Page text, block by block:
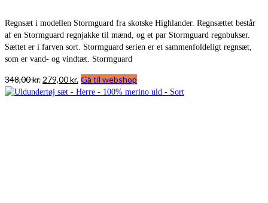
Regnsæt i modellen Stormguard fra skotske Highlander. Regnsættet består
af en Stormguard regnjakke til mænd, og et par Stormguard regnbukser.
Sættet er i farven sort. Stormguard serien er et sammenfoldeligt regnsæt,
som er vand- og vindtæt. Stormguard
348,00kr. Den
oprindelige
279,00kr. Den
aktuelle
Gå til webshop